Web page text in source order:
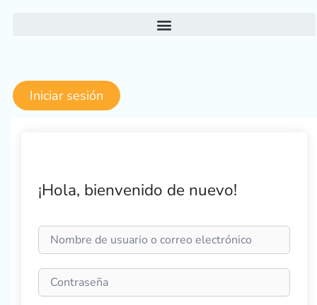
Iniciar sesión
¡Hola, bienvenido de nuevo!